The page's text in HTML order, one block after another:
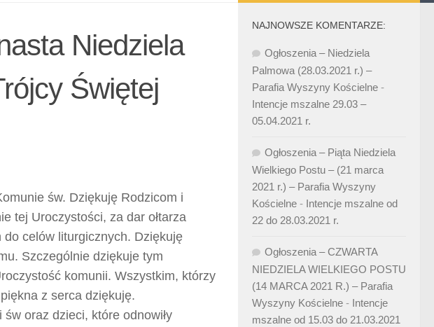
Niedziela
Świętej
św. Dziękuję Rodzicom i
tej Uroczystości, za dar ołtarza
celów liturgicznych. Dziękuję
Szczególnie dziękuje tym
komunii. Wszystkim, którzy
z serca dziękuję.
oraz dzieci, które odnowiły
NAJNOWSZE KOMENTARZE:
Ogłoszenia – Niedziela
Palmowa (28.03.2021 r.) –
Parafia Wyszyny Kościelne -
Intencje mszalne 29.03 –
05.04.2021 r.
Ogłoszenia – Piąta Niedziela
Wielkiego Postu – (21 marca
2021 r.) – Parafia Wyszyny
Kościelne - Intencje mszalne od
22 do 28.03.2021 r.
Ogłoszenia – CZWARTA
NIEDZIELA WIELKIEGO POSTU
(14 MARCA 2021 R.) – Parafia
Wyszyny Kościelne - Intencje
mszalne od 15.03 do 21.03.2021